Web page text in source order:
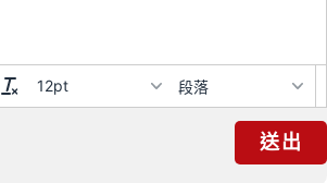
12pt 段落
送出